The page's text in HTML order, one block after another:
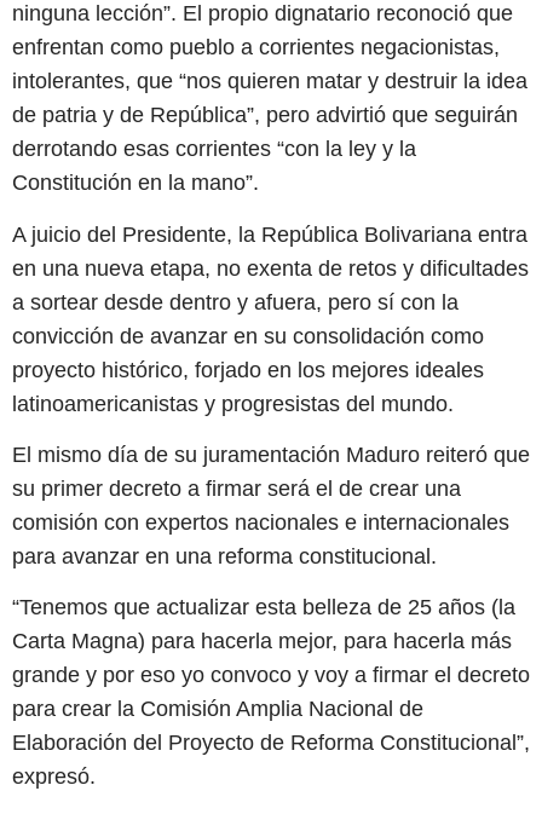
ninguna lección”. El propio dignatario reconoció que
enfrentan como pueblo a corrientes negacionistas,
intolerantes, que “nos quieren matar y destruir la idea
de patria y de República”, pero advirtió que seguirán
derrotando esas corrientes “con la ley y la
Constitución en la mano”.
A juicio del Presidente, la República Bolivariana entra
en una nueva etapa, no exenta de retos y dificultades
a sortear desde dentro y afuera, pero sí con la
convicción de avanzar en su consolidación como
proyecto histórico, forjado en los mejores ideales
latinoamericanistas y progresistas del mundo.
El mismo día de su juramentación Maduro reiteró que
su primer decreto a firmar será el de crear una
comisión con expertos nacionales e internacionales
para avanzar en una reforma constitucional.
“Tenemos que actualizar esta belleza de 25 años (la
Carta Magna) para hacerla mejor, para hacerla más
grande y por eso yo convoco y voy a firmar el decreto
para crear la Comisión Amplia Nacional de
Elaboración del Proyecto de Reforma Constitucional”,
expresó.